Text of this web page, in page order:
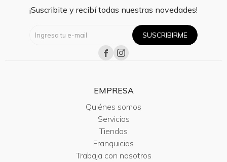
¡Suscribite y recibí todas nuestras novedades!
SUSCRIBIRME
 
EMPRESA
Quiénes somos
Servicios
Tiendas
Franquicias
Trabaja con nosotros